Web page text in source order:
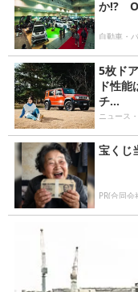
か!?
自動車・
5枚ド
ド性
チ...
ニュース
宝くじ
PR(合同